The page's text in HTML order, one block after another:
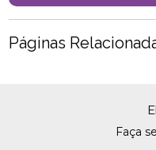
Páginas
Faça